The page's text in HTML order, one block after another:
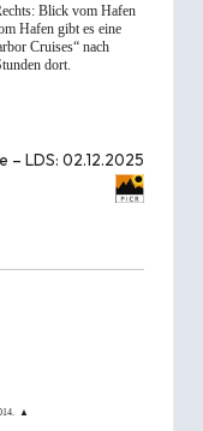
Blick vom Hafen
Hafen gibt es eine
Cruises“ nach
dort.
– LDS: 02.12.2025
▲